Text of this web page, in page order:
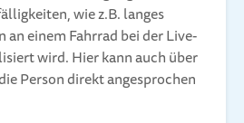
wie z.B. langes
einem Fahrrad bei der Live-
wird. Hier kann auch über
Person direkt angesprochen